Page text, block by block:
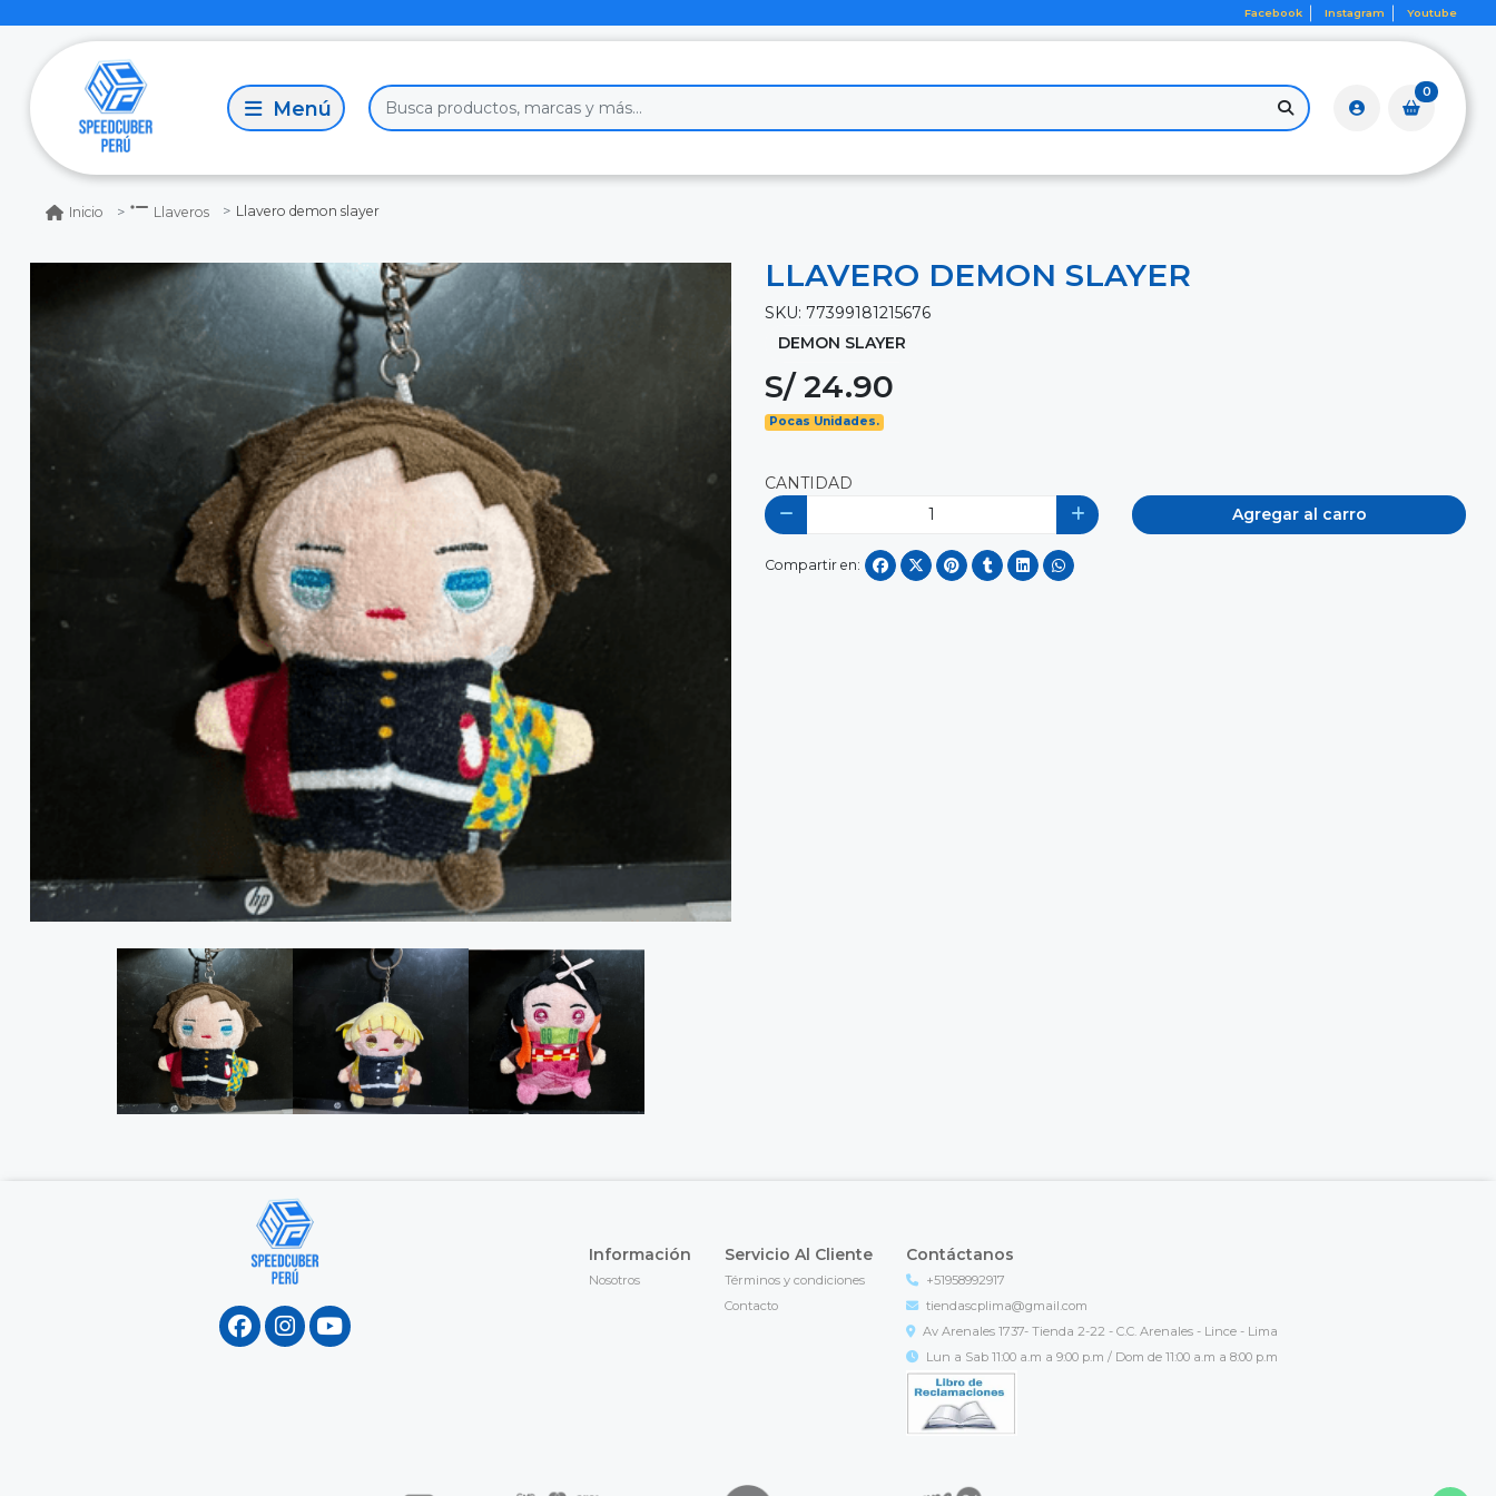
Facebook Instagram Youtube
0
Inicio Llaveros Llavero demon slayer
LLAVERO DEMON SLAYER
SKU: 77399181215676
DEMON SLAYER
S/ 24.90
Pocas Unidades.
CANTIDAD
Agregar al carro
Compartir en:
Información
Nosotros
Servicio Al Cliente
Términos y condiciones
Contacto
Contáctanos
+51958992917
tiendascplima@gmail.com
Av Arenales 1737- Tienda 2-22 - C.C. Arenales - Lince - Lima
Lun a Sab 11:00 a.m a 9:00 p.m / Dom de 11:00 a.m a 8:00 p.m